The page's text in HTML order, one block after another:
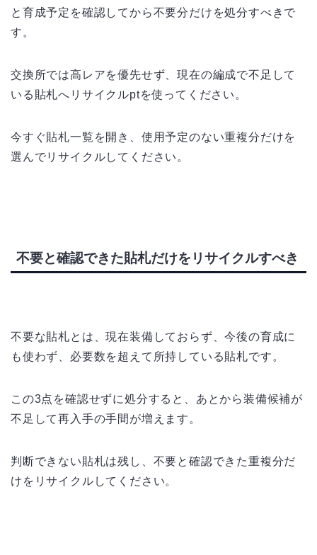
と育成予定を確認してから不要分だけを処分すべきで
す。
交換所では高レアを優先せず、現在の編成で不足して
いる貼札へリサイクルptを使ってください。
今すぐ貼札一覧を開き、使用予定のない重複分だけを
選んでリサイクルしてください。
不要と確認できた貼札だけをリサイクルすべき
不要な貼札とは、現在装備しておらず、今後の育成に
も使わず、必要数を超えて所持している貼札です。
この3点を確認せずに処分すると、あとから装備候補が
不足して再入手の手間が増えます。
判断できない貼札は残し、不要と確認できた重複分だ
けをリサイクルしてください。